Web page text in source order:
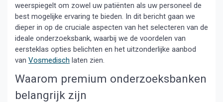
weerspiegelt om zowel uw patiënten als uw personeel de
best mogelijke ervaring te bieden. In dit bericht gaan we
dieper in op de cruciale aspecten van het selecteren van de
ideale onderzoeksbank, waarbij we de voordelen van
eersteklas opties belichten en het uitzonderlijke aanbod
van Vosmedisch laten zien.
Waarom premium onderzoeksbanken
belangrijk zijn